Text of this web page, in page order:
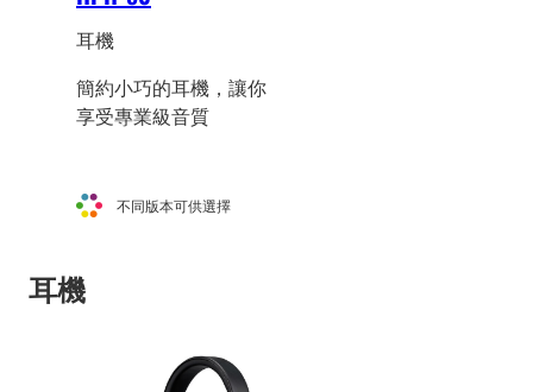
耳機
簡約小巧的耳機，讓你
享受專業級音質
不同版本可供選擇
耳機